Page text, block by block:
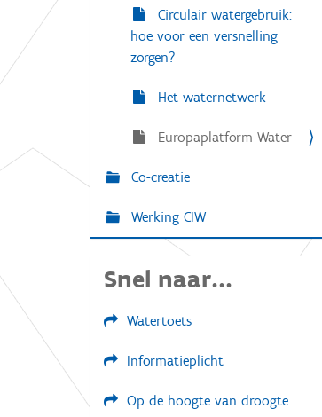
Circulair watergebruik:
hoe voor een versnelling
zorgen?
Het waternetwerk
Europaplatform Water
Co-creatie
Werking CIW
Snel naar...
Watertoets
Informatieplicht
Op de hoogte van droogte